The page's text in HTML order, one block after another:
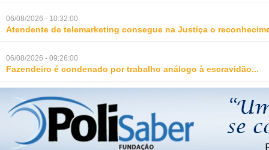
06/08/2026 - 10:32:00
Atendente de telemarketing consegue na Justiça o
06/08/2026 - 09:26:00
Fazendeiro é condenado por trabalho análogo à escravidão...